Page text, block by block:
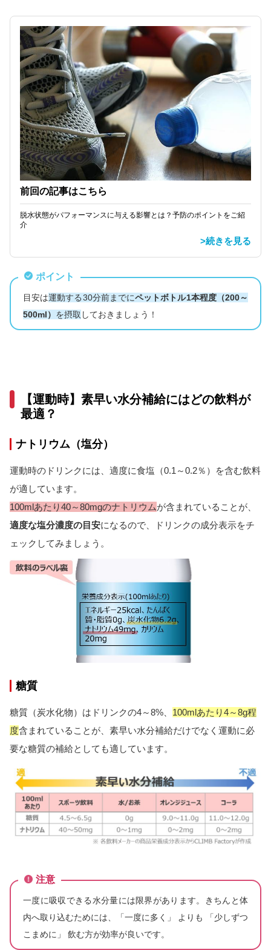
前回の記事はこちら
脱水状態がパフォーマンスに与える影響とは？予防のポイントをご紹
介
>続きを見る
ポイント
目安は運動する30分前までにペットボトル1本程度（200～
500ml） を摂取 しておきましょう！
【運動時】素早い水分補給にはどの飲料が
最適？
ナトリウム（塩分）
運動時のドリンクには、適度に食塩（0.1～0.2％）を含む飲料
が適しています。
100mlあたり40～80mgのナトリウムが含まれていることが、
適度な塩分濃度の目安になるので、ドリンクの成分表示をチ
ェックしてみましょう。
糖質
糖質（炭水化物）はドリンクの4～8%、 100mlあたり4～8g程
度含まれていることが、素早い水分補給だけでなく運動に必
要な糖質の補給としても適しています。
注意
一度に吸収できる水分量には限界があります。きちんと体
内へ取り込むためには、「一度に多く」 よりも 「少しずつ
こまめに」 飲む方が効率が良いです。